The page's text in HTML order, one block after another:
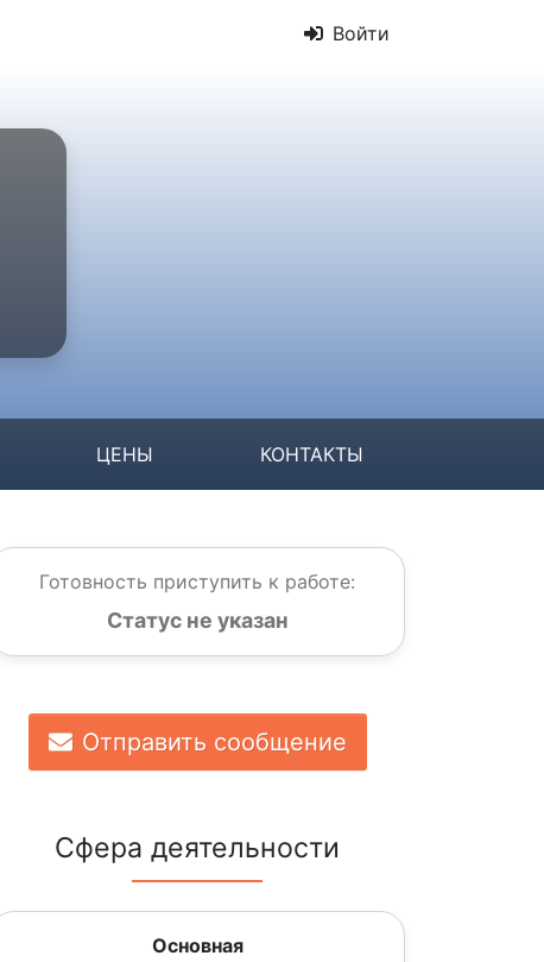
Войти
ЦЕНЫ КОНТАКТЫ
Готовность приступить к работе:
Статус не указан
Отправить сообщение
Сфера деятельности
Основная